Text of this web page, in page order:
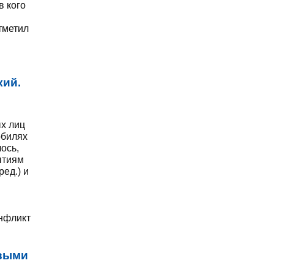
кого
лиц
и